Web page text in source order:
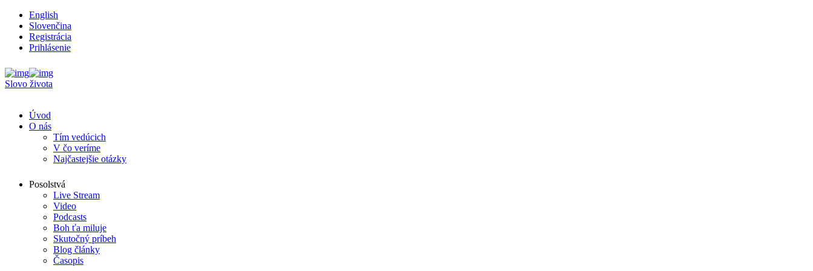
English
Slovenčina
Registrácia
Prihlásenie
Slovo života
Úvod
O nás
Tím vedúcich
V čo veríme
Najčastejšie otázky
Posolstvá
Live Stream
Video
Podcasts
Boh ťa miluje
Skutočný príbeh
Blog články
Časopis